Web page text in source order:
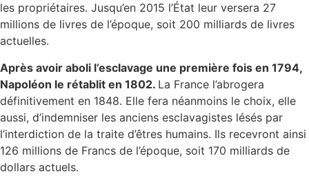
les propriétaires. Jusqu’en 2015 l’État leur versera 27
millions de livres de l’époque, soit 200 milliards de livres
actuelles.
Après avoir aboli l’esclavage une première fois en 1794,
Napoléon le rétablit en 1802. La France l’abrogera
définitivement en 1848. Elle fera néanmoins le choix, elle
aussi, d’indemniser les anciens esclavagistes lésés par
l’interdiction de la traite d’êtres humains. Ils recevront ainsi
126 millions de Francs de l’époque, soit 170 milliards de
dollars actuels.